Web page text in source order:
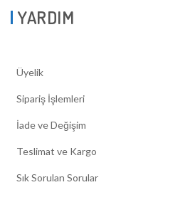
YARDIM
Üyelik
Sipariş İşlemleri
İade ve Değişim
Teslimat ve Kargo
Sık Sorulan Sorular